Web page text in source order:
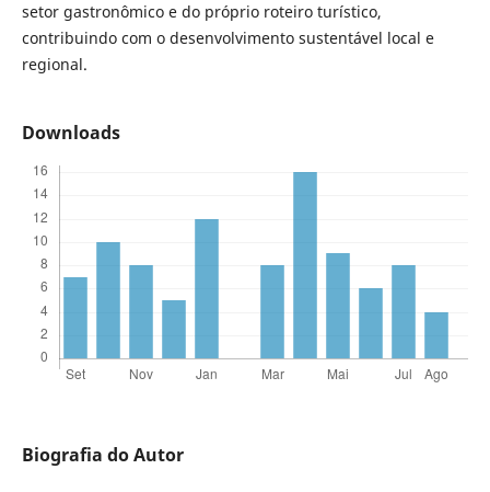
setor gastronômico e do próprio roteiro turístico,
contribuindo com o desenvolvimento sustentável local e
regional.
Downloads
Biografia do Autor